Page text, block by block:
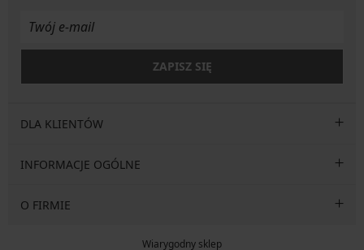
ZAPISZ SIĘ
DLA KLIENTÓW
INFORMACJE OGÓLNE
O FIRMIE
Wiarygodny sklep